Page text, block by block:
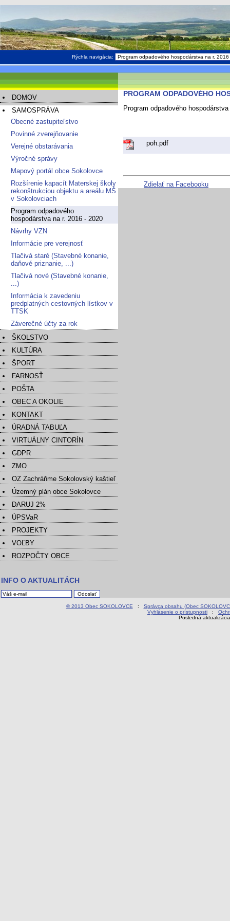
Rýchla navigácia:
DOMOV
SAMOSPRÁVA
Obecné zastupiteľstvo
Povinné zverejňovanie
Verejné obstarávania
Výročné správy
Mapový portál obce Sokolovce
Rozšírenie kapacít Materskej školy
rekonštrukciou objektu a areálu MŠ
v Sokolovciach
Program odpadového
hospodárstva na r. 2016 - 2020
Návrhy VZN
Informácie pre verejnosť
Tlačivá staré (Stavebné konanie,
daňové priznanie, ...)
Tlačivá nové (Stavebné konanie,
...)
Informácia k zavedeniu
predplatných cestovných lístkov v
TTSK
Záverečné účty za rok
ŠKOLSTVO
KULTÚRA
ŠPORT
FARNOSŤ
POŠTA
OBEC A OKOLIE
KONTAKT
ÚRADNÁ TABUĽA
VIRTUÁLNY CINTORÍN
GDPR
ZMO
OZ Zachráňme Sokolovský kaštieľ
Územný plán obce Sokolovce
DARUJ 2%
ÚPSVaR
PROJEKTY
VOĽBY
ROZPOČTY OBCE
INFO O AKTUALITÁCH
PROGRAM ODPADOVÉHO
Program odpadového
poh.pdf
Zdielať na Facebooku
© 2013 Obec SOKOLOVCE : Správca obsahu (Obec
Vyhlásenie o prístupnosti :
Posledná